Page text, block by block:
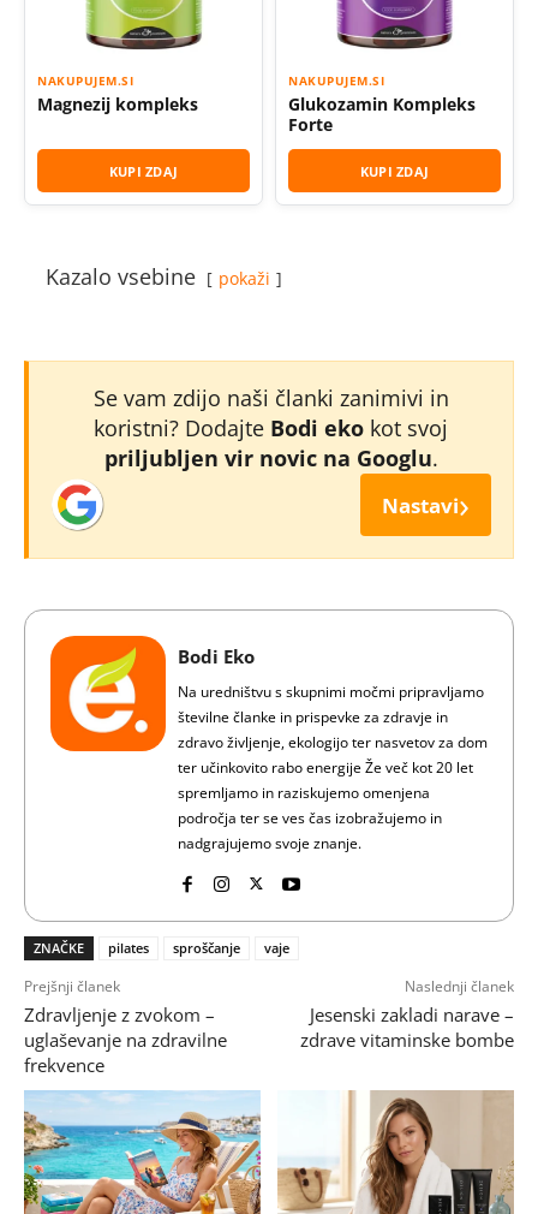
NAKUPUJEM.SI
Magnezij kompleks
KUPI ZDAJ
NAKUPUJEM.SI
Glukozamin Kompleks
Forte
KUPI ZDAJ
Kazalo vsebine pokaži
Se vam zdijo naši članki zanimivi in
koristni? Dodajte Bodi eko kot svoj
priljubljen vir novic na Googlu.
Nastavi›
Bodi Eko
Na uredništvu s skupnimi močmi pripravljamo
številne članke in prispevke za zdravje in
zdravo življenje, ekologijo ter nasvetov za dom
ter učinkovito rabo energije Že več kot 20 let
spremljamo in raziskujemo omenjena
področja ter se ves čas izobražujemo in
nadgrajujemo svoje znanje.
ZNAČKE pilates sproščanje vaje
Prejšnji članek
Zdravljenje z zvokom –
uglaševanje na zdravilne
frekvence
Naslednji članek
Jesenski zakladi narave –
zdrave vitaminske bombe